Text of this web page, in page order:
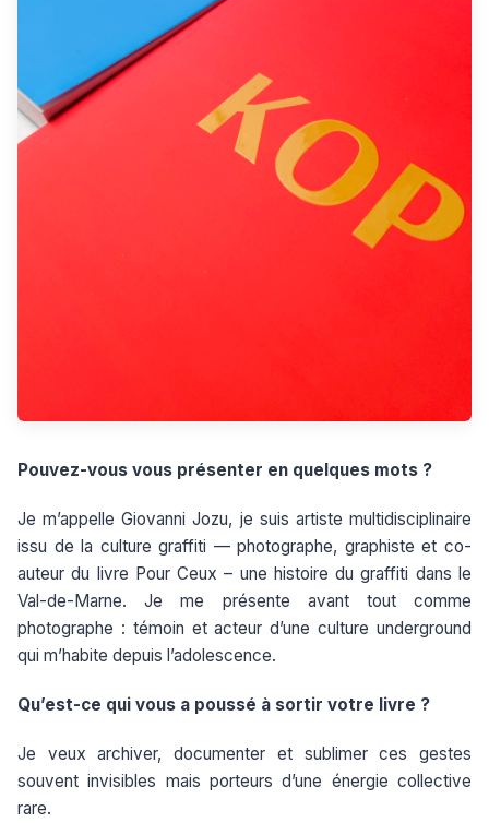
Pouvez-vous vous présenter en quelques mots ?
Je m’appelle Giovanni Jozu, je suis artiste multidisciplinaire
issu de la culture graffiti — photographe, graphiste et co-
auteur du livre Pour Ceux – une histoire du graffiti dans le
Val-de-Marne. Je me présente avant tout comme
photographe : témoin et acteur d’une culture underground
qui m’habite depuis l’adolescence.
Qu’est-ce qui vous a poussé à sortir votre livre ?
Je veux archiver, documenter et sublimer ces gestes
souvent invisibles mais porteurs d’une énergie collective
rare.